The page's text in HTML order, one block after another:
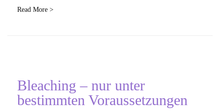
Read More >
Bleaching – nur unter
bestimmten Voraussetzungen